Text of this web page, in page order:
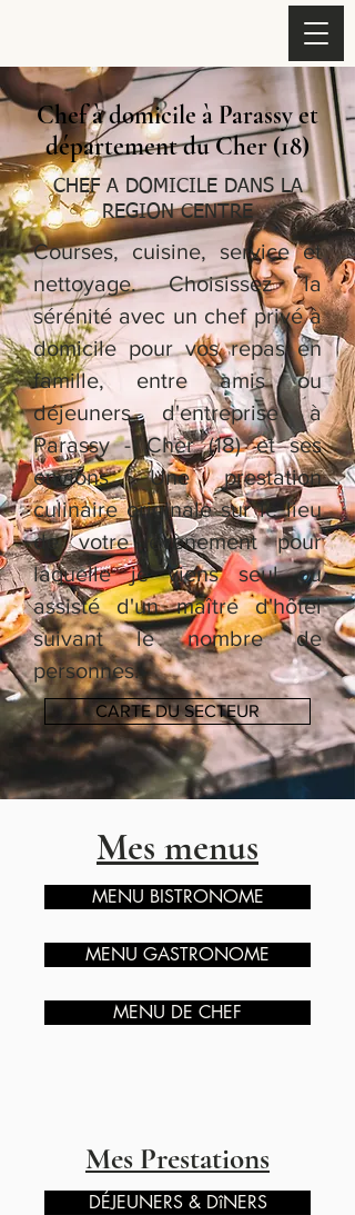
Chef à domicile à Parassy et
département du Cher (18)
CHEF A DOMICILE DANS LA
REGION CENTRE
Courses, cuisine, service et
nettoyage. Choisissez la
sérénité avec un chef privé à
domicile pour vos repas en
famille, entre amis ou
déjeuners d'entreprise à
Parassy - Cher (18) et ses
envions. Une prestation
culinaire originale sur le lieu
de votre évènement pour
laquelle je viens seul ou
assisté d'un maître d'hôtel
suivant le nombre de
personnes.
CARTE DU SECTEUR
Mes menus
MENU BISTRONOME
MENU GASTRONOME
MENU DE CHEF
Mes Prestations
DÉJEUNERS & DîNERS